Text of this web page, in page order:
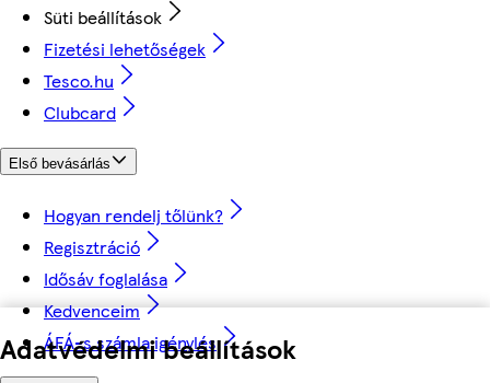
Adatvédelmi beállítások
Süti beállítások
Fizetési lehetőségek
Tesco.hu
Clubcard
Első bevásárlás
Hogyan rendelj tőlünk?
Regisztráció
Idősáv foglalása
Kedvenceim
ÁFÁ-s számla igénylés